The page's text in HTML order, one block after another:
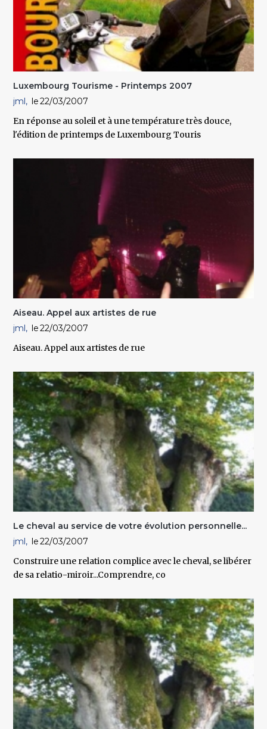
Luxembourg Tourisme - Printemps 2007
jml
22/03/2007
En réponse au soleil et à une température très douce,
l'édition de printemps de Luxembourg Touris
Aiseau. Appel aux artistes de rue
jml
22/03/2007
Aiseau. Appel aux artistes de rue
Le cheval au service de votre évolution personnelle...
jml
22/03/2007
Construire une relation complice avec le cheval, se libérer
de sa relatio-miroir...Comprendre, co